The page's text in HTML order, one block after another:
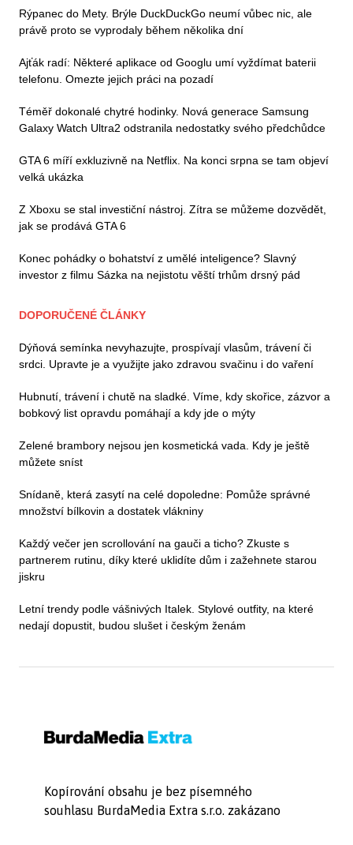
Rýpanec do Mety. Brýle DuckDuckGo neumí vůbec nic, ale
právě proto se vyprodaly během několika dní
Ajťák radí: Některé aplikace od Googlu umí vyždímat baterii
telefonu. Omezte jejich práci na pozadí
Téměř dokonalé chytré hodinky. Nová generace Samsung
Galaxy Watch Ultra2 odstranila nedostatky svého předchůdce
GTA 6 míří exkluzivně na Netflix. Na konci srpna se tam objeví
velká ukázka
Z Xboxu se stal investiční nástroj. Zítra se můžeme dozvědět,
jak se prodává GTA 6
Konec pohádky o bohatství z umělé inteligence? Slavný
investor z filmu Sázka na nejistotu věští trhům drsný pád
DOPORUČENÉ ČLÁNKY
Dýňová semínka nevyhazujte, prospívají vlasům, trávení či
srdci. Upravte je a využijte jako zdravou svačinu i do vaření
Hubnutí, trávení i chutě na sladké. Víme, kdy skořice, zázvor a
bobkový list opravdu pomáhají a kdy jde o mýty
Zelené brambory nejsou jen kosmetická vada. Kdy je ještě
můžete sníst
Snídaně, která zasytí na celé dopoledne: Pomůže správné
množství bílkovin a dostatek vlákniny
Každý večer jen scrollování na gauči a ticho? Zkuste s
partnerem rutinu, díky které uklidíte dům i zažehnete starou
jiskru
Letní trendy podle vášnivých Italek. Stylové outfity, na které
nedají dopustit, budou slušet i českým ženám
Kopírování obsahu je bez písemného
souhlasu BurdaMedia Extra s.r.o. zakázano